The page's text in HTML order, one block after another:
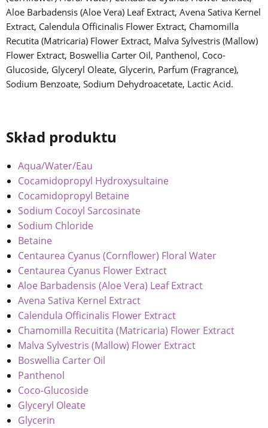
Aloe Barbadensis (Aloe Vera) Leaf Extract, Avena Sativa Kernel
Extract, Calendula Officinalis Flower Extract, Chamomilla
Recutita (Matricaria) Flower Extract, Malva Sylvestris (Mallow)
Flower Extract, Boswellia Carter Oil, Panthenol, Coco-
Glucoside, Glyceryl Oleate, Glycerin, Parfum (Fragrance),
Sodium Benzoate, Sodium Dehydroacetate, Lactic Acid.
Skład produktu
Aqua/Water/Eau
Cocamidopropyl Hydroxysultaine
Cocamidopropyl Betaine
Sodium Cocoyl Sarcosinate
Sodium Chloride
Betaine
Centaurea Cyanus (Cornflower) Floral Water
Centaurea Cyanus Flower Extract
Aloe Barbadensis (Aloe Vera) Leaf Extract
Avena Sativa Kernel Extract
Calendula Officinalis Flower Extract
Chamomilla Recuitita (Matricaria) Flower Extract
Malva Sylvestris (Mallow) Flower Extract
Boswellia Carter Oil
Panthenol
Coco-Glucoside
Glyceryl Oleate
Glycerin